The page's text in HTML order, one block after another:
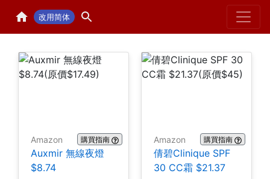
改用简体 Home
Amazon 購買指南
Auxmir 無線夜燈
$8.74
Amazon 購買指南
倩碧Clinique SPF
30 CC霜 $21.37